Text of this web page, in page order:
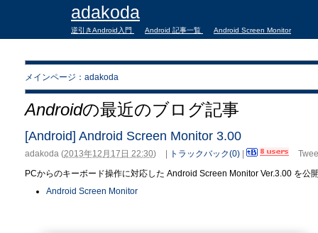
adakoda
逆引きAndroid入門 Android 記事一覧 Android Screen Monitor
メインページ：adakoda
Androidの最近のブログ記事
[Android] Android Screen Monitor 3.00
adakoda (2013年12月17日 22:30) トラックバック(0)
PCからのキーボード操作に対応した Android Screen Monitor Ver.3.00 を公
Android Screen Monitor